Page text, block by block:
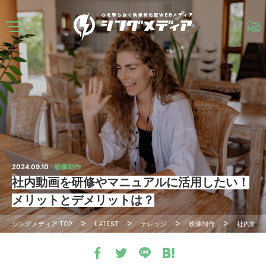
2024.09.10 映像制作
社内動画を研修やマニュアルに活用したい！
メリットとデメリットは？
シングメディアTOP LATEST ナレッジ 映像制作 社内動画